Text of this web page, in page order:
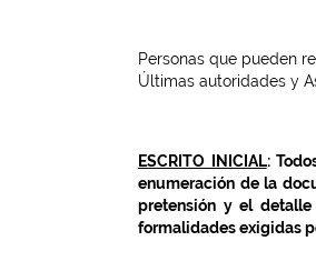
Personas que pueden
Últimas autoridades y
ESCRITO INICIAL:
enumeración de la
pretensión y el
formalidades exigidas